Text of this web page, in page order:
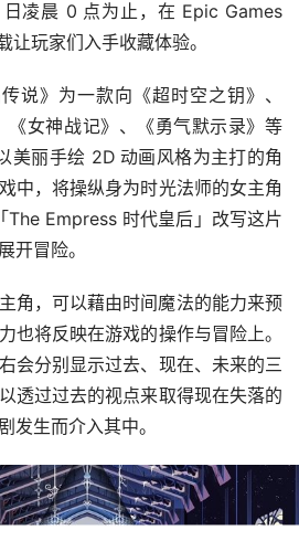
凌晨 0 点为止，在 Epic Games
玩家们入手收藏体验。
说》为一款向《超时空之钥》、
《女神战记》、《勇气默示录》等
美丽手绘 2D 动画风格为主打的角
中，将操纵身为时光法师的女主角
The Empress 时代皇后」改写这片
开冒险。
角，可以藉由时间魔法的能力来预
也将反映在游戏的操作与冒险上。
会分别显示过去、现在、未来的三
透过过去的视点来取得现在失落的
发生而介入其中。